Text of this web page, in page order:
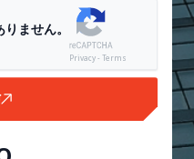
ません。
Privacy - Terms